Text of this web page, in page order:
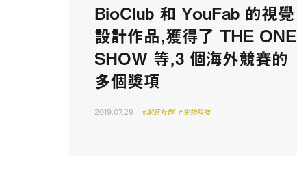
BioClub 和 YouFab 的視覺
設計作品，獲得了 THE ONE
SHOW 等，3 個海外競賽的
多個獎項
2019.07.29 #創意社群 #生物科技